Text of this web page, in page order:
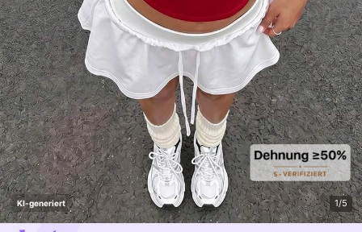
KI-generiert 1/5